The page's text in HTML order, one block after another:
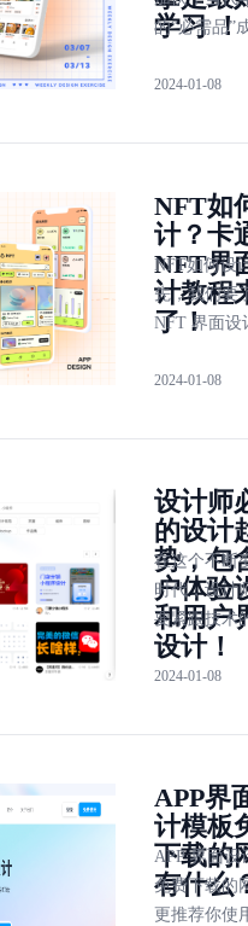
学习 ！
的“必需品”
卖类 APP
带大家设计
面，包括 5
页面：首页
页、商品详
清单结算页
中心页。
2024-01-08
NFT如
计？卡
NFT界
计教程
了！
NFT如何设
先，我们要
NFT 界面设
期教程用实
通风格的
搞懂 NFT
计也很简单
2024-01-08
设计师
的设计
势，包
户体验
和用户
设计！
在这个不断
时代，设计
要紧跟技术
步，把握用
和用户界面
带你一窥设
趋势：无代
计、虚拟现
计、去中心
计、为视频
设计以及 AI
2024-01-08
APP界
计模板
下载的
有什么
APP 界面设
免费下载的
更推荐你使